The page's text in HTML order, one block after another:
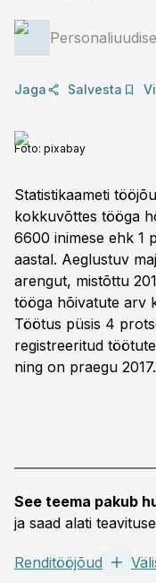
Jaga Salvesta
Foto: pixabay
Statistikaameti
kokkuvõttes tööga
6600 inimese ehk 1
aastal. Aeglustuv
arengut, mistõttu
tööga hõivatute arv
Töötus püsis 4
registreeritud
ning on praegu
See teema pakub
ja saad alati
Renditööjõud